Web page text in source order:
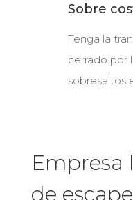
Sobre
Tenga la
cerrado por
sobresaltos
Empresa
de